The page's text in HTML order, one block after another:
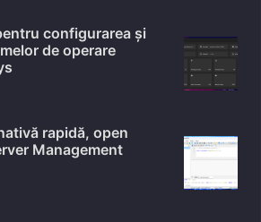
configurarea și
de operare
rapidă, open
Management